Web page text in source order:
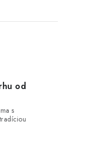
od
s